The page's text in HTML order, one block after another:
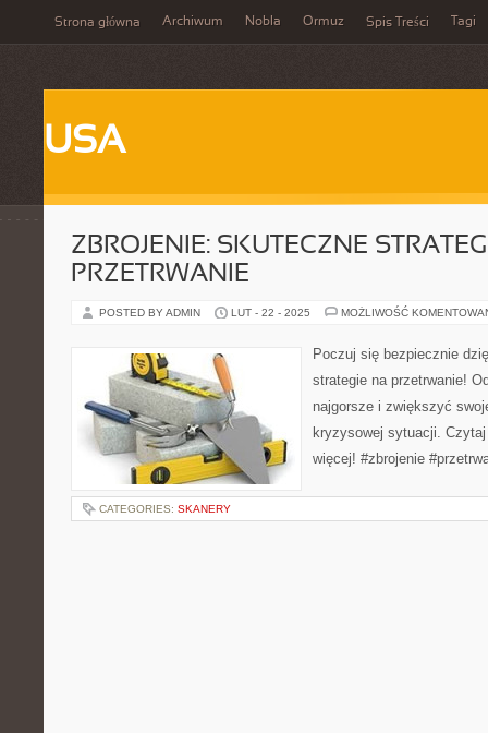
Strona główna Archiwum Nobla Ormuz Spis Treści Tagi
USA
ZBROJENIE: SKUTECZNE
PRZETRWANIE
POSTED BY ADMIN LUT - 22 - 2025 MOŻLIWOŚĆ
Poczuj się bezpiecznie
strategie na przetrwanie!
najgorsze i zwiększyć
kryzysowej sytuacji.
więcej! #zbrojenie
CATEGORIES: SKANERY